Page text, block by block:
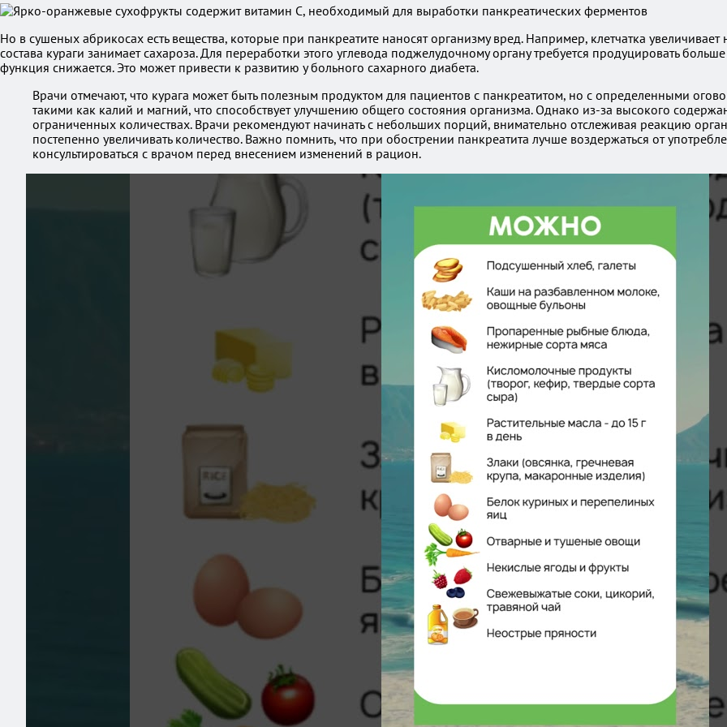
Но в сушеных абрикосах есть вещества, которые при панкреатите наносят организму вред. Например, клетчатка увеличивает
состава кураги занимает сахароза. Для переработки этого углевода поджелудочному органу требуется продуцировать
функция снижается. Это может привести к развитию у больного сахарного диабета.
Врачи отмечают, что курага может быть полезным продуктом для пациентов с панкреатитом, но с определенными
такими как калий и магний, что способствует улучшению общего состояния организма. Однако из-за высокого
ограниченных количествах. Врачи рекомендуют начинать с небольших порций, внимательно отслеживая реакцию
постепенно увеличивать количество. Важно помнить, что при обострении панкреатита лучше воздержаться от
консультироваться с врачом перед внесением изменений в рацион.